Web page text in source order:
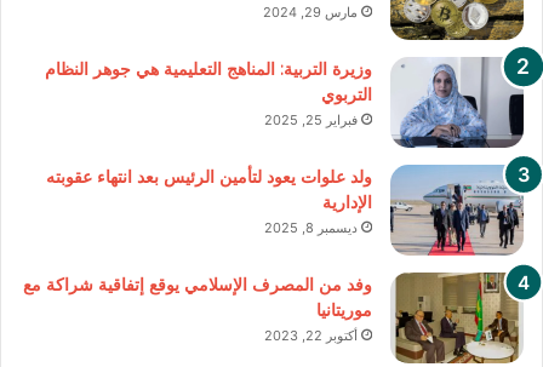
مارس 29, 2024
وزيرة التربية: المناهج التعليمية هي جوهر النظام
التربوي
فبراير 25, 2025
ولد علوات يعود لتأمين الرئيس بعد انتهاء عقوبته
الإدارية
ديسمبر 8, 2025
وفد من المصرف الإسلامي يوقع إتفاقية شراكة مع
موريتانيا
أكتوبر 22, 2023